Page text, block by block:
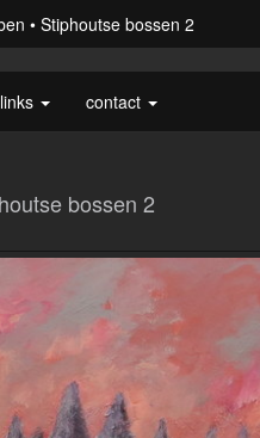
Stiphoutse bossen 2
links contact
bossen 2